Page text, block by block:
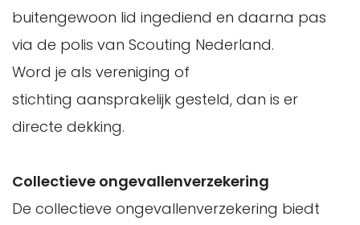
buitengewoon lid ingediend en daarna pas
via de polis van Scouting Nederland.
Word je als vereniging of
stichting aansprakelijk gesteld, dan is er
directe dekking.
Collectieve ongevallenverzekering
De collectieve ongevallenverzekering biedt